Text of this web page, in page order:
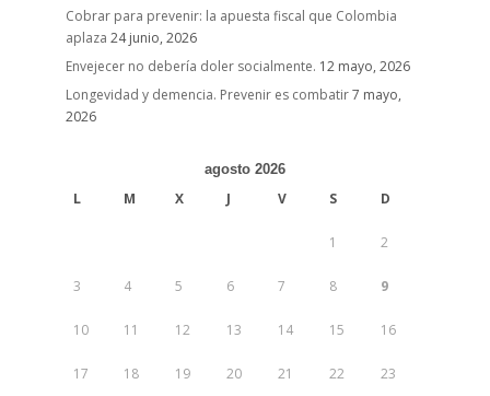
Cobrar para prevenir: la apuesta fiscal que Colombia
aplaza 24 junio, 2026
Envejecer no debería doler socialmente. 12 mayo, 2026
Longevidad y demencia. Prevenir es combatir7 mayo,
2026
agosto 2026
L M X J V S D
1 2
3 4 5 6 7 8 9
10 11 12 13 14 15 16
17 18 19 20 21 22 23